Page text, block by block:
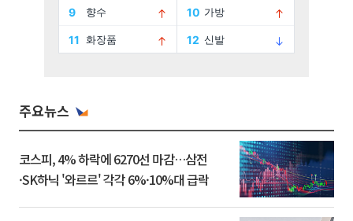
주요뉴스
코스피, 4% 하락에 6270선 마감…삼전
·SK하닉 '와르르' 각각 6%·10%대 급락